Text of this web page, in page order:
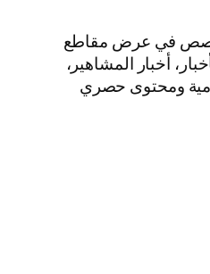
في عرض مقاطع
أخبار المشاهير،
ومحتوى حصري